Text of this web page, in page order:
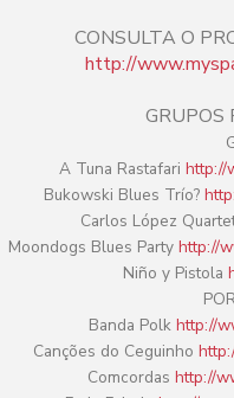
CONSULTA O
http://
GRUPOS
A Tuna Rastafari http://
Bukowski Blues Trío?
Carlos López
Moondogs Blues Party http://
Niño y Pistola
Banda Polk http://
Canções do Ceguinho
Comcordas http://